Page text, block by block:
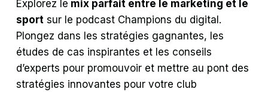
Explorez le mix parfait entre le marketing et le
sport sur le podcast Champions du digital.
Plongez dans les stratégies gagnantes, les
études de cas inspirantes et les conseils
d’experts pour promouvoir et mettre au pont des
stratégies innovantes pour votre club